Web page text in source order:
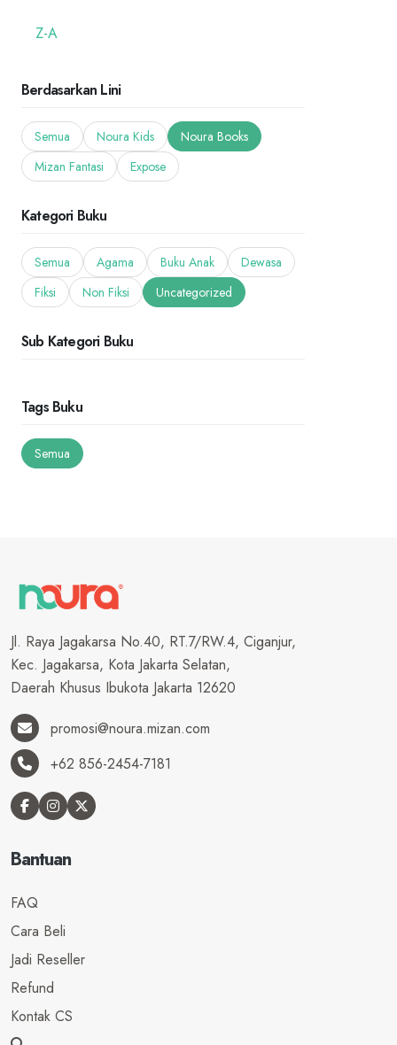
Z-A
Berdasarkan Lini
Semua Noura Kids
Noura Books
Mizan Fantasi
Expose
Kategori Buku
Semua Agama Buku Anak
Dewasa
Fiksi
Non Fiksi Uncategorized
Sub Kategori Buku
Tags Buku
Semua
Jl. Raya Jagakarsa No.40, RT.7/RW.4, Ciganjur,
Kec. Jagakarsa, Kota Jakarta Selatan,
Daerah Khusus Ibukota Jakarta 12620
promosi@noura.mizan.com
+62 856-2454-7181
Bantuan
FAQ
Cara Beli
Jadi Reseller
Refund
Kontak CS